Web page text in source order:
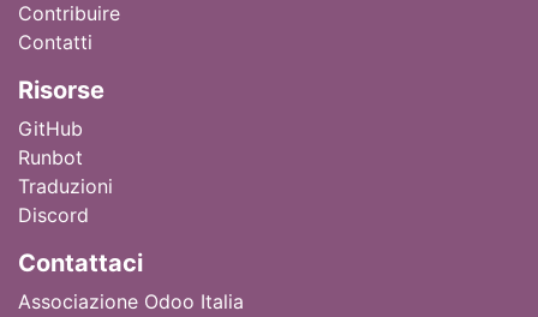
Contribuire
Contatti
Risorse
GitHub
Runbot
Traduzioni
Discord
Contattaci
Associazione Odoo Italia